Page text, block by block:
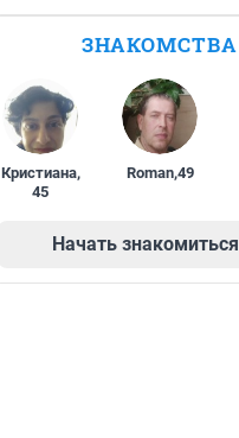
ЗНАКОМСТВА
Кристиана,
45
Roman,49
Начать знакомиться